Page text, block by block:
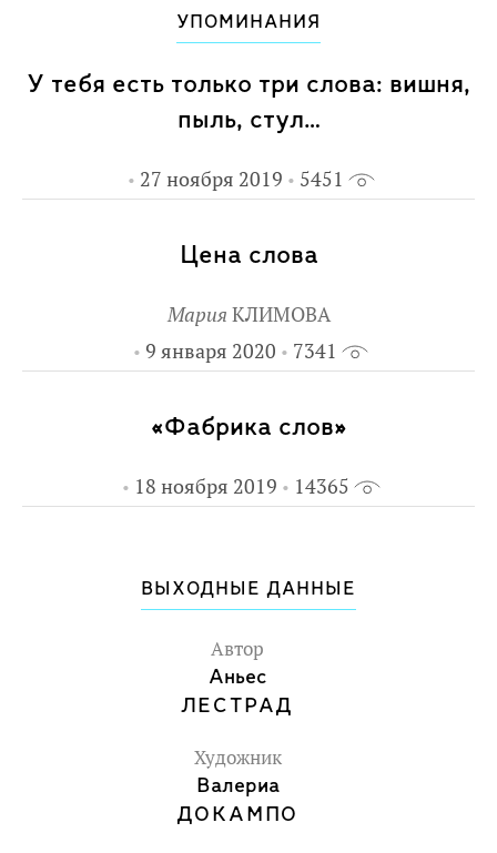
УПОМИНАНИЯ
У тебя есть только три слова: вишня,
пыль, стул…
27 ноября 2019 5451
Цена слова
Мария КЛИМОВА
9 января 2020
7341
«Фабрика слов»
18 ноября 2019 14365
ВЫХОДНЫЕ ДАННЫЕ
Автор
Аньес
ЛЕСТРАД
Художник
Валериа
ДОКАМПО